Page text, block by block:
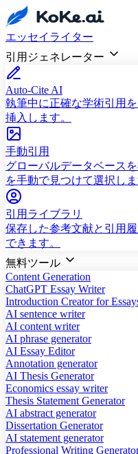
エッセイライター
引用ジェネレーター
Auto-Cite AI
執筆中に正確な学術引用
挿入します。
手動引用
グローバルデータベース
を手動で見つけて選択しま
引用ライブラリ
保存した参考文献と引用
できます。
無料ツール
Content Generation
ChatGPT Essay Writer
Introduction Creator for
AI sentence writer
AI content writer
AI phrase generator
AI Essay Editor
Annotation generator
AI Thesis Generator
Economics essay writer
Thesis Statement Generator
AI abstract generator
Dissertation Generator
AI statement generator
Professional Writing